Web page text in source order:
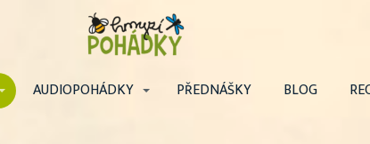
AUDIOPOHÁDKY PŘEDNÁŠKY BLOG